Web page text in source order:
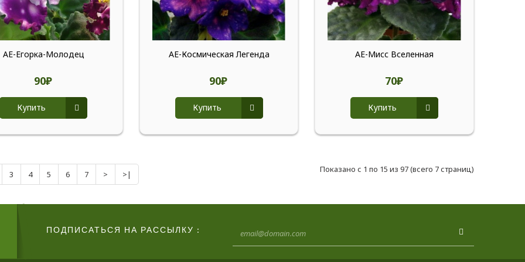
АЕ-Егорка-Молодец
90₽
Купить
АЕ-Космическая Легенда
90₽
Купить
АЕ-Мисс Вселенная
70₽
Купить
3 4 5 6 7 > >| Показано с 1 по 15 из 97 (всего 7 страниц)
ПОДПИСАТЬСЯ НА РАССЫЛКУ :